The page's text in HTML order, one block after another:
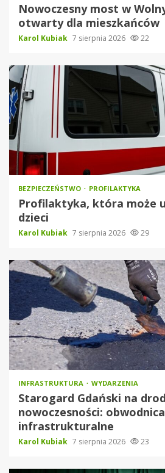
Nowoczesny most w
otwarty dla mieszkańców
Karol Kubiak 7 sierpnia 2026 22
BEZPIECZEŃSTWO PROFILAKTYKA
Profilaktyka, która może
dzieci
Karol Kubiak 7 sierpnia 2026 29
INFRASTRUKTURA WYDARZENIA
Starogard Gdański na
nowoczesności:
infrastrukturalne
Karol Kubiak 7 sierpnia 2026 23